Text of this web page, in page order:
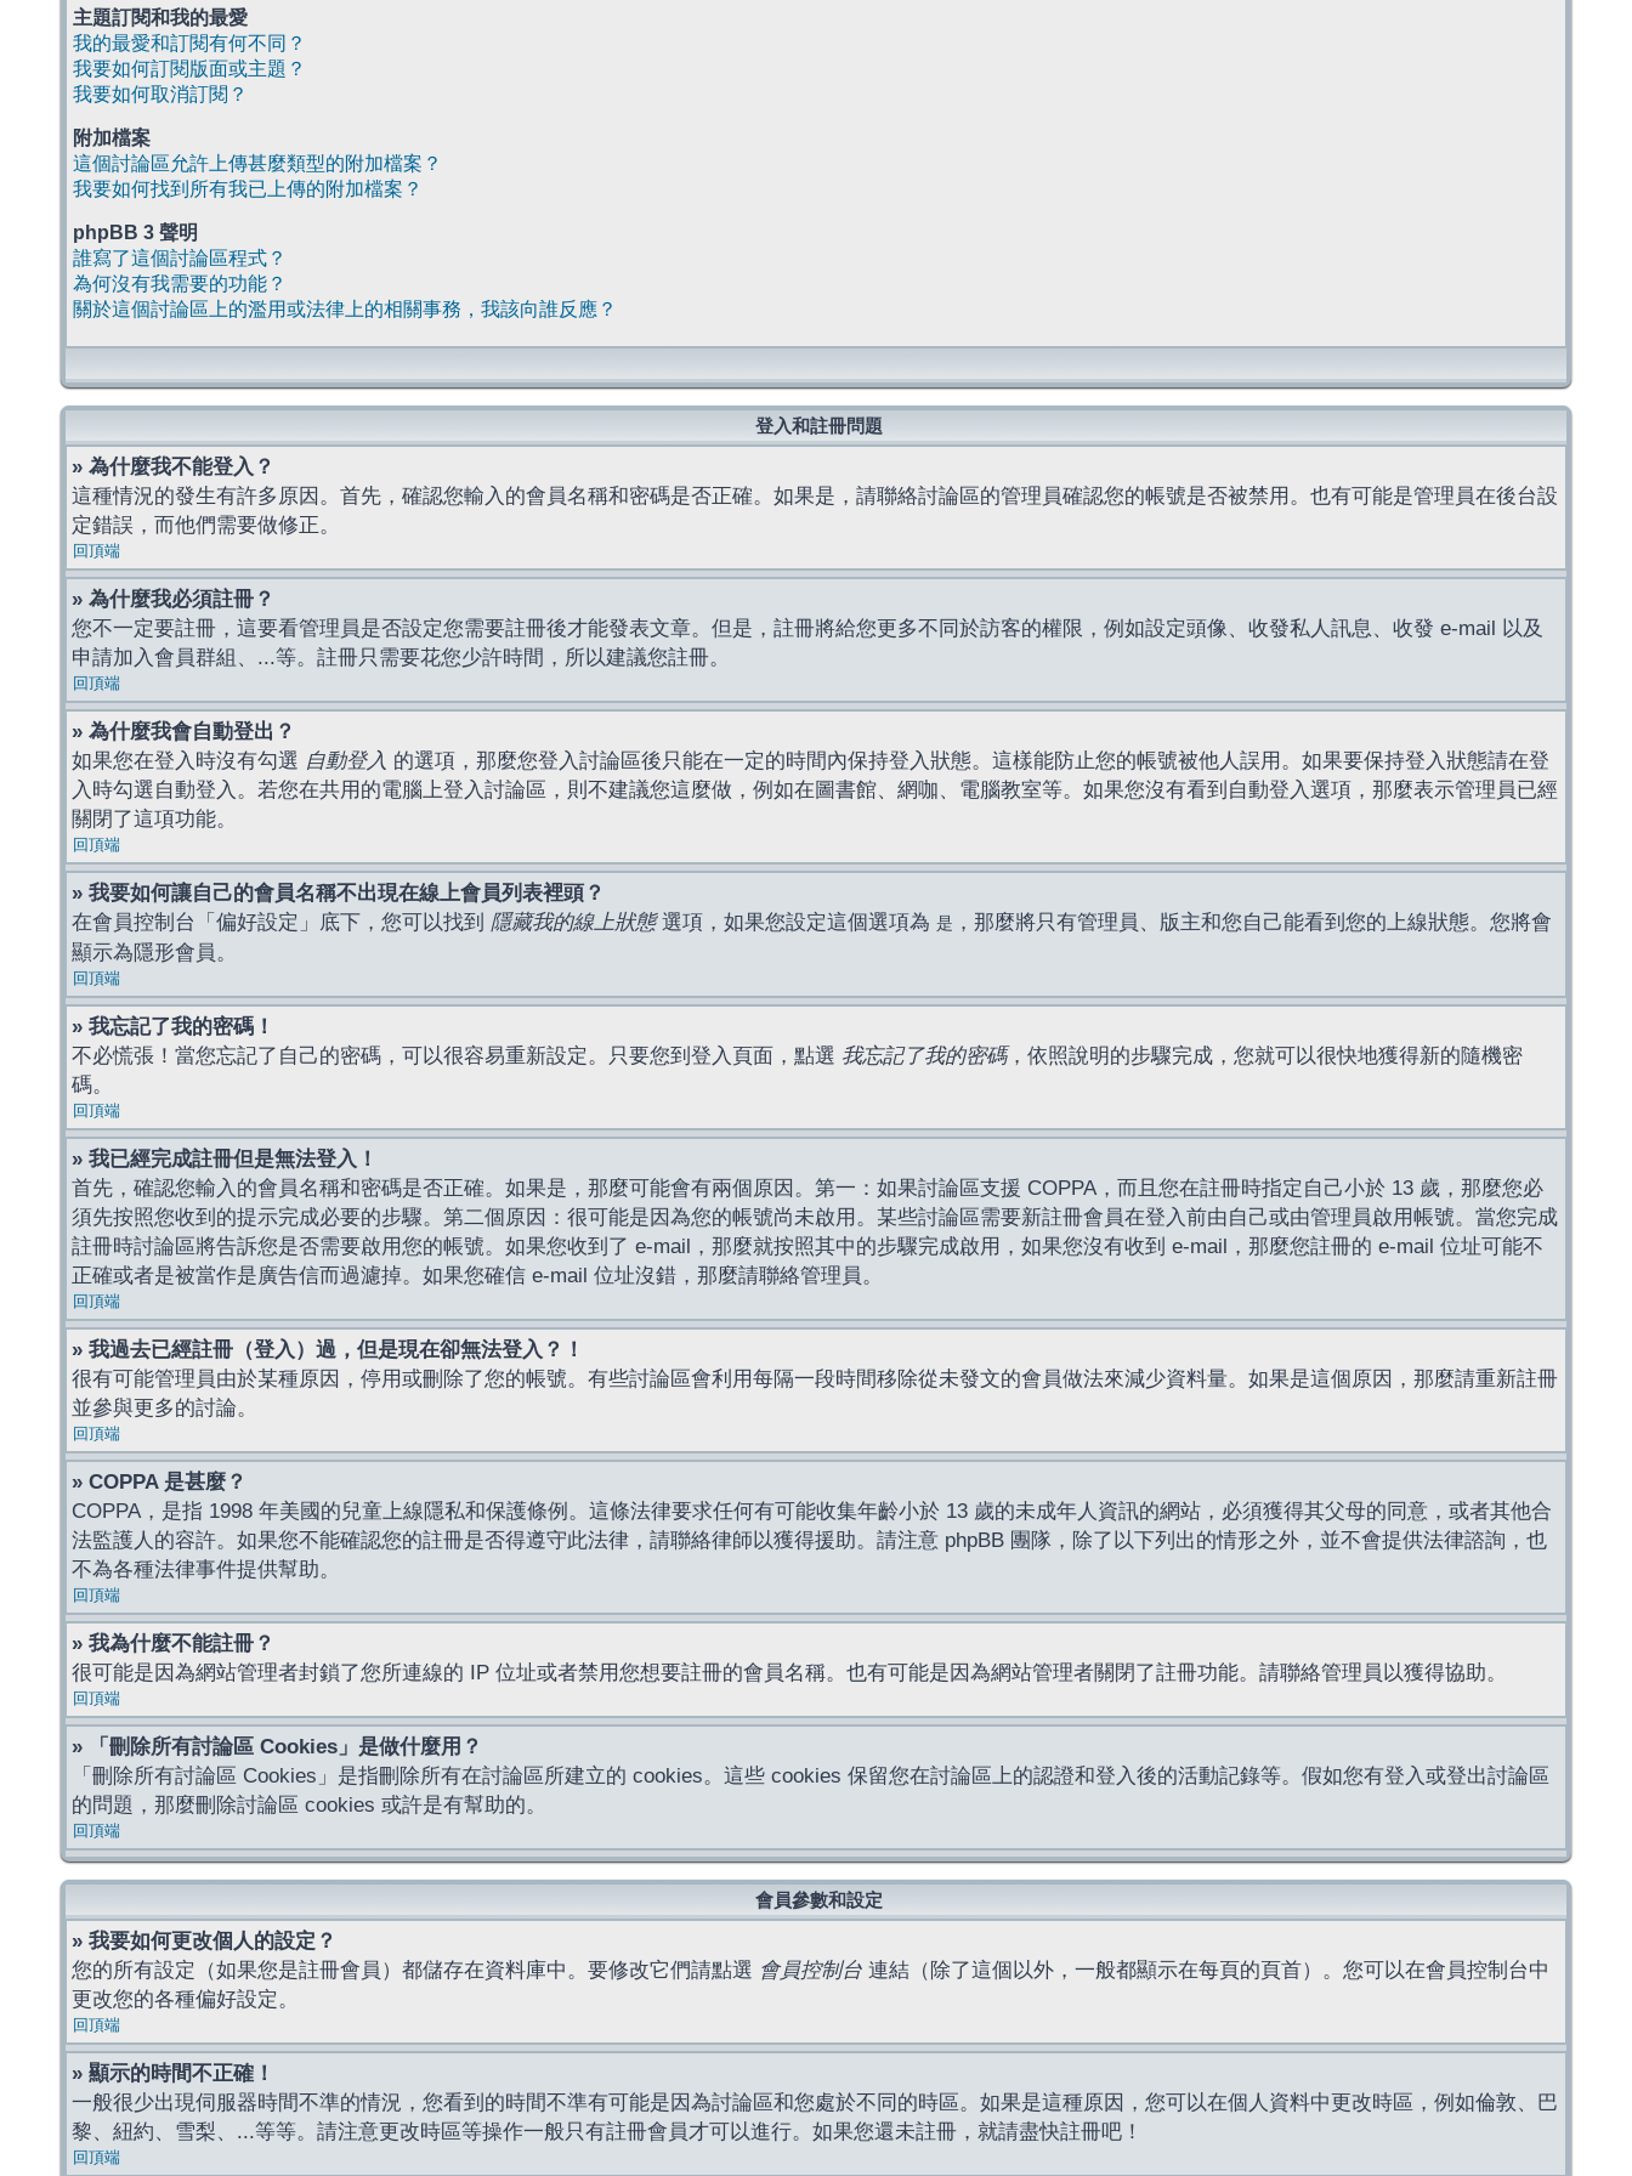
主題訂閱和我的最愛
我的最愛和訂閱有何不同？
我要如何訂閱版面或主題？
我要如何取消訂閱？
附加檔案
這個討論區允許上傳甚麼類型的附加檔案？
我要如何找到所有我已上傳的附加檔案？
phpBB 3 聲明
誰寫了這個討論區程式？
為何沒有我需要的功能？
關於這個討論區上的濫用或法律上的相關事務，我該向誰反應？
登入和註冊問題
» 為什麼我不能登入？
這種情況的發生有許多原因。首先，確認您輸入的會員名稱和密碼是否正確。如果是，請聯絡討論區的管理員確認您的帳號是否被禁用。也有可能是管理員在後台設
定錯誤，而他們需要做修正。
回頂端
» 為什麼我必須註冊？
您不一定要註冊，這要看管理員是否設定您需要註冊後才能發表文章。但是，註冊將給您更多不同於訪客的權限，例如設定頭像、收發私人訊息、收發 e-mail 以及
申請加入會員群組、...等。註冊只需要花您少許時間，所以建議您註冊。
回頂端
» 為什麼我會自動登出？
如果您在登入時沒有勾選 自動登入 的選項，那麼您登入討論區後只能在一定的時間內保持登入狀態。這樣能防止您的帳號被他人誤用。如果要保持登入狀態請在登
入時勾選自動登入。若您在共用的電腦上登入討論區，則不建議您這麼做，例如在圖書館、網咖、電腦教室等。如果您沒有看到自動登入選項，那麼表示管理員已經
關閉了這項功能。
回頂端
» 我要如何讓自己的會員名稱不出現在線上會員列表裡頭？
在會員控制台「偏好設定」底下，您可以找到 隱藏我的線上狀態選項，如果您設定這個選項為 是 ，那麼將只有管理員、版主和您自己能看到您的上線狀態。您將會
顯示為隱形會員。
回頂端
» 我忘記了我的密碼！
不必慌張！當您忘記了自己的密碼，可以很容易重新設定。只要您到登入頁面，點選 我忘記了我的密碼，依照說明的步驟完成，您就可以很快地獲得新的隨機密
碼。
回頂端
» 我已經完成註冊但是無法登入！
首先，確認您輸入的會員名稱和密碼是否正確。如果是，那麼可能會有兩個原因。第一：如果討論區支援 COPPA，而且您在註冊時指定自己小於 13 歲，那麼您必
須先按照您收到的提示完成必要的步驟。第二個原因：很可能是因為您的帳號尚未啟用。某些討論區需要新註冊會員在登入前由自己或由管理員啟用帳號。當您完成
註冊時討論區將告訴您是否需要啟用您的帳號。如果您收到了 e-mail，那麼就按照其中的步驟完成啟用，如果您沒有收到 e-mail，那麼您註冊的 e-mail 位址可能不
正確或者是被當作是廣告信而過濾掉。如果您確信 e-mail 位址沒錯，那麼請聯絡管理員。
回頂端
» 我過去已經註冊（登入）過，但是現在卻無法登入？！
很有可能管理員由於某種原因，停用或刪除了您的帳號。有些討論區會利用每隔一段時間移除從未發文的會員做法來減少資料量。如果是這個原因，那麼請重新註冊
並參與更多的討論。
回頂端
» COPPA 是甚麼？
COPPA，是指 1998 年美國的兒童上線隱私和保護條例。這條法律要求任何有可能收集年齡小於 13 歲的未成年人資訊的網站，必須獲得其父母的同意，或者其他合
法監護人的容許。如果您不能確認您的註冊是否得遵守此法律，請聯絡律師以獲得援助。請注意 phpBB 團隊，除了以下列出的情形之外，並不會提供法律諮詢，也
不為各種法律事件提供幫助。
回頂端
» 我為什麼不能註冊？
很可能是因為網站管理者封鎖了您所連線的 IP 位址或者禁用您想要註冊的會員名稱。也有可能是因為網站管理者關閉了註冊功能。請聯絡管理員以獲得協助。
回頂端
» 「刪除所有討論區 Cookies」是做什麼用？
「刪除所有討論區 Cookies」是指刪除所有在討論區所建立的 cookies。這些 cookies 保留您在討論區上的認證和登入後的活動記錄等。假如您有登入或登出討論區
的問題，那麼刪除討論區 cookies 或許是有幫助的。
回頂端
會員參數和設定
» 我要如何更改個人的設定？
您的所有設定（如果您是註冊會員）都儲存在資料庫中。要修改它們請點選 會員控制台 連結（除了這個以外，一般都顯示在每頁的頁首）。您可以在會員控制台中
更改您的各種偏好設定。
回頂端
» 顯示的時間不正確！
一般很少出現伺服器時間不準的情況，您看到的時間不準有可能是因為討論區和您處於不同的時區。如果是這種原因，您可以在個人資料中更改時區，例如倫敦、巴
黎、紐約、雪梨、...等等。請注意更改時區等操作一般只有註冊會員才可以進行。如果您還未註冊，就請盡快註冊吧！
回頂端